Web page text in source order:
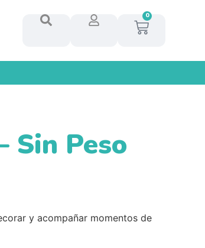
0
Sin Peso
y acompañar momentos de